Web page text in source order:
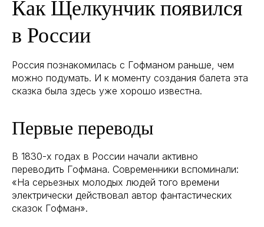
Как Щелкунчик появился
в России
Россия познакомилась с Гофманом раньше, чем
можно подумать. И к моменту создания балета эта
сказка была здесь уже хорошо известна.
Первые переводы
В 1830-х годах в России начали активно
переводить Гофмана. Современники вспоминали:
«На серьезных молодых людей того времени
электрически действовал автор фантастических
сказок Гофман».